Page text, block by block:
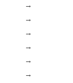
→
→
→
→
→
→